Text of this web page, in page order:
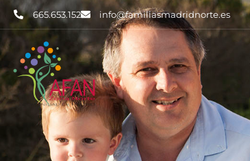
665.653.152 info@familiasmadridnorte.es